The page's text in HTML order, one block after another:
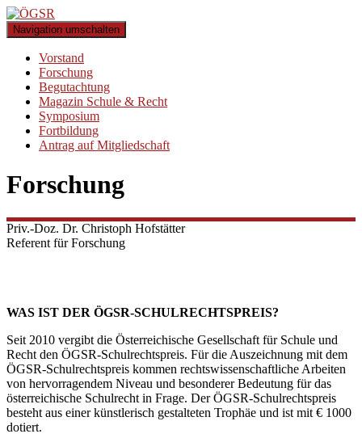
Navigation umschalten
Vorstand
Forschung
Begutachtung
Magazin Schule & Recht
Symposium
Fortbildung
Antrag auf Mitgliedschaft
Forschung
Priv.-Doz. Dr. Christoph Hofstätter
Referent für Forschung
WAS IST DER ÖGSR-SCHULRECHTSPREIS?
Seit 2010 vergibt die Österreichische Gesellschaft für Schule und
Recht den ÖGSR-Schulrechtspreis. Für die Auszeichnung mit dem
ÖGSR-Schulrechtspreis kommen rechtswissenschaftliche Arbeiten
von hervorragendem Niveau und besonderer Bedeutung für das
österreichische Schulrecht in Frage. Der ÖGSR-Schulrechtspreis
besteht aus einer künstlerisch gestalteten Trophäe und ist mit € 1000
dotiert.